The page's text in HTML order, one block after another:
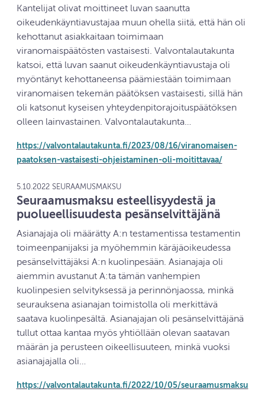
Kantelijat olivat moittineet luvan saanutta
oikeudenkäyntiavustajaa muun ohella siitä, että hän oli
kehottanut asiakkaitaan toimimaan
viranomaispäätösten vastaisesti. Valvontalautakunta
katsoi, että luvan saanut oikeudenkäyntiavustaja oli
myöntänyt kehottaneensa päämiestään toimimaan
viranomaisen tekemän päätöksen vastaisesti, sillä hän
oli katsonut kyseisen yhteydenpitorajoituspäätöksen
olleen lainvastainen. Valvontalautakunta…
https://valvontalautakunta.fi/2023/08/16/viranomaisen-
paatoksen-vastaisesti-ohjeistaminen-oli-moitittavaa/
5.10.2022 SEURAAMUSMAKSU
Seuraamusmaksu esteellisyydestä ja
puolueellisuudesta pesänselvittäjänä
Asianajaja oli määrätty A:n testamentissa testamentin
toimeenpanijaksi ja myöhemmin käräjäoikeudessa
pesänselvittäjäksi A:n kuolinpesään. Asianajaja oli
aiemmin avustanut A:ta tämän vanhempien
kuolinpesien selvityksessä ja perinnönjaossa, minkä
seurauksena asianajan toimistolla oli merkittävä
saatava kuolinpesältä. Asianajajan oli pesänselvittäjänä
tullut ottaa kantaa myös yhtiöllään olevan saatavan
määrän ja perusteen oikeellisuuteen, minkä vuoksi
asianajajalla oli…
https://valvontalautakunta.fi/2022/10/05/seuraamusmaksu